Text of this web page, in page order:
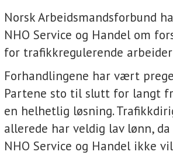
Norsk Arbeidsmandsforbund
NHO Service og Handel om
for trafikkregulerende
Forhandlingene har vært
Partene sto til slutt for langt
en helhetlig løsning.
allerede har veldig lav lønn,
NHO Service og Handel ikke